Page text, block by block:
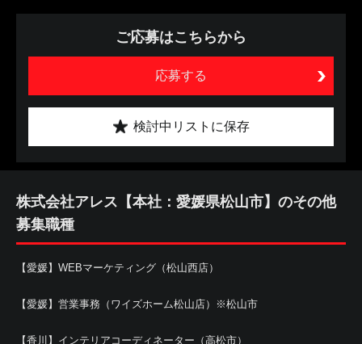
ご応募はこちらから
応募する
検討中リストに保存
株式会社アレス【本社：愛媛県松山市】のその他
募集職種
【愛媛】WEBマーケティング（松山西店）
【愛媛】営業事務（ワイズホーム松山店）※松山市
【香川】インテリアコーディネーター（高松市）